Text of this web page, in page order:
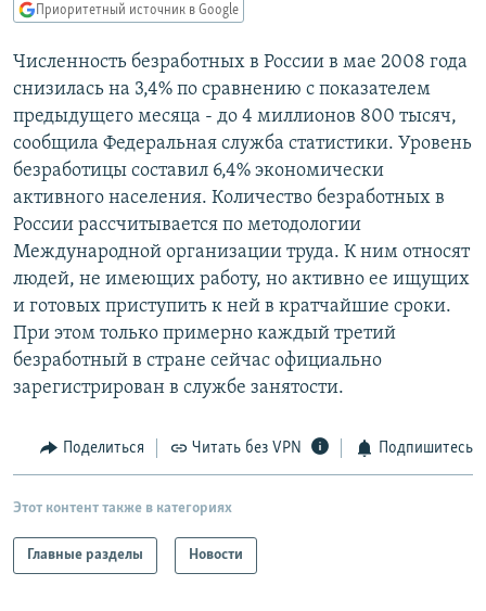
навигации
Вернутся
поиску
IDEL.РЕАЛИИ
КАВКАЗ.РЕАЛИИ
СИБИРЬ.РЕАЛИИ
РАСПИСАНИЕ ВЕЩАНИЯ
ПОДПИШИТЕСЬ НА РАССЫЛКУ
СОЦИАЛЬНЫЕ СЕТИ
Приоритетный источник в Google
Численность безработных в России в мае 2008 года
снизилась на 3,4% по сравнению с показателем
предыдущего месяца - до 4 миллионов 800 тысяч,
сообщила Федеральная служба статистики. Уровень
безработицы составил 6,4% экономически
активного населения. Количество безработных в
России рассчитывается по методологии
Международной организации труда. К ним относят
людей, не имеющих работу, но активно ее ищущих
и готовых приступить к ней в кратчайшие сроки.
При этом только примерно каждый третий
безработный в стране сейчас официально
зарегистрирован в службе занятости.
Поделиться Читать без VPN Подпишитесь
Этот контент также в категориях
Главные разделы Новости